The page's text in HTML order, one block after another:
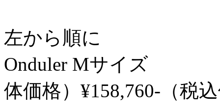
左から順に
Onduler Mサイズ 電
体価格）¥158,760-（税